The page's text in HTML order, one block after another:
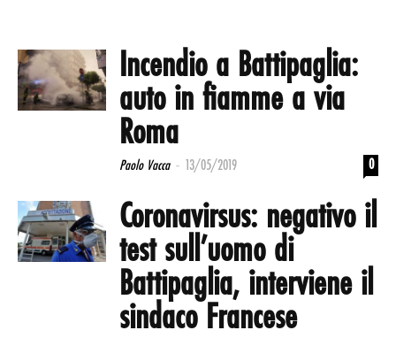
Incendio a Battipaglia:
auto in fiamme a via
Roma
Paolo Vacca - 13/05/2019 0
Coronavirsus: negativo il
test sull’uomo di
Battipaglia, interviene il
sindaco Francese